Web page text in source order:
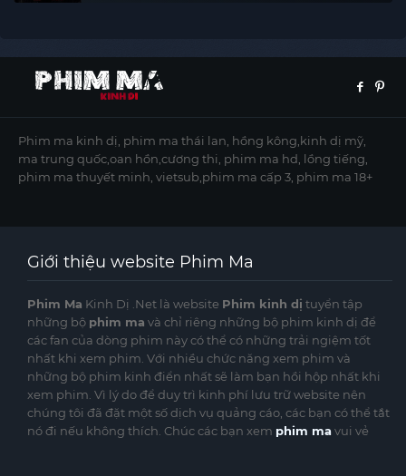
Phim ma kinh dị, phim ma thái lan, hồng kông,kinh dị mỹ,
ma trung quốc,oan hồn,cương thi, phim ma hd, lồng tiếng,
phim ma thuyết minh, vietsub,phim ma cấp 3, phim ma 18+
Giới thiệu website Phim Ma
Phim Ma Kinh Dị .Net là website Phim kinh dị tuyển tập
những bộ phim ma và chỉ riêng những bộ phim kinh dị để
các fan của dòng phim này có thể có những trải ngiệm tốt
nhất khi xem phim. Với nhiều chức năng xem phim và
những bộ phim kinh điển nhất sẽ làm bạn hồi hộp nhất khi
xem phim. Vì lý do để duy trì kinh phí lưu trữ website nên
chúng tôi đã đặt một số dịch vụ quảng cáo, các bạn có thể tắt
nó đi nếu không thích. Chúc các bạn xem phim mavui vẻ